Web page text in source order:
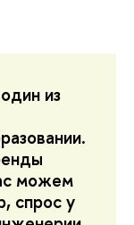
из
можем
спрос у